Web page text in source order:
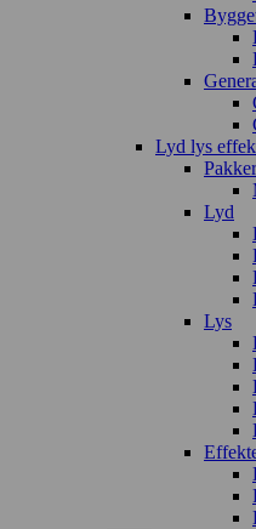
Lyd lys
Pakker
Lyd
Lys